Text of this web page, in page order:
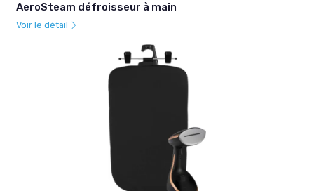
AeroSteam défroisseur à main
Voir le détail